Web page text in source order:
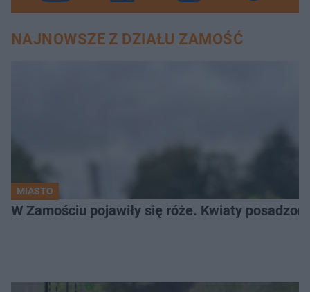
NAJNOWSZE Z DZIAŁU ZAMOŚĆ
MIASTO
W Zamościu pojawiły się róże. Kwiaty